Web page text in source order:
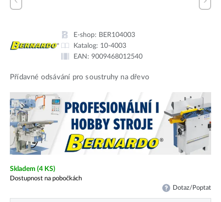
E-shop: BER104003
Katalog: 10-4003
EAN: 9009468012540
Přídavné odsávání pro soustruhy na dřevo
Skladem (4 KS)
Dostupnost na pobočkách
Dotaz/Poptat